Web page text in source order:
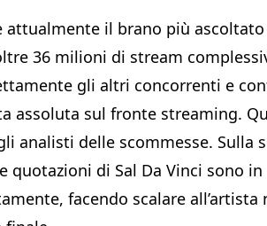
è attualmente il brano più
36 milioni di stream
gli altri concorrenti e
assoluta sul fronte streaming.
analisti delle scommesse. Sulla
quotazioni di Sal Da Vinci sono
facendo scalare